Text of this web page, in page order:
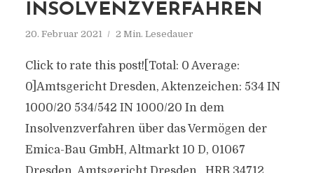
INSOLVENZVERFAHREN
20. Februar 2021 2 Min. Lesedauer
Click to rate this post![Total: 0 Average:
0]Amtsgericht Dresden, Aktenzeichen: 534 IN
1000/20 534/542 IN 1000/20 In dem
Insolvenzverfahren über das Vermögen der
Emica-Bau GmbH, Altmarkt 10 D, 01067